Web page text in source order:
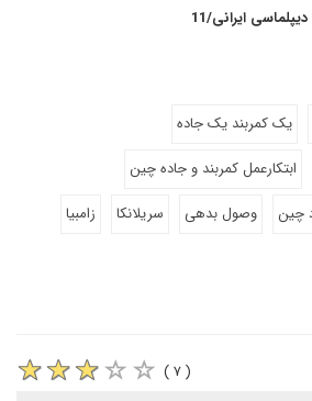
ایرانی/11
یک کمربند یک جاده
ابتکارعمل کمربند و جاده چین
چین وصول بدهی سریلانکا
زامبیا
( ۷ )